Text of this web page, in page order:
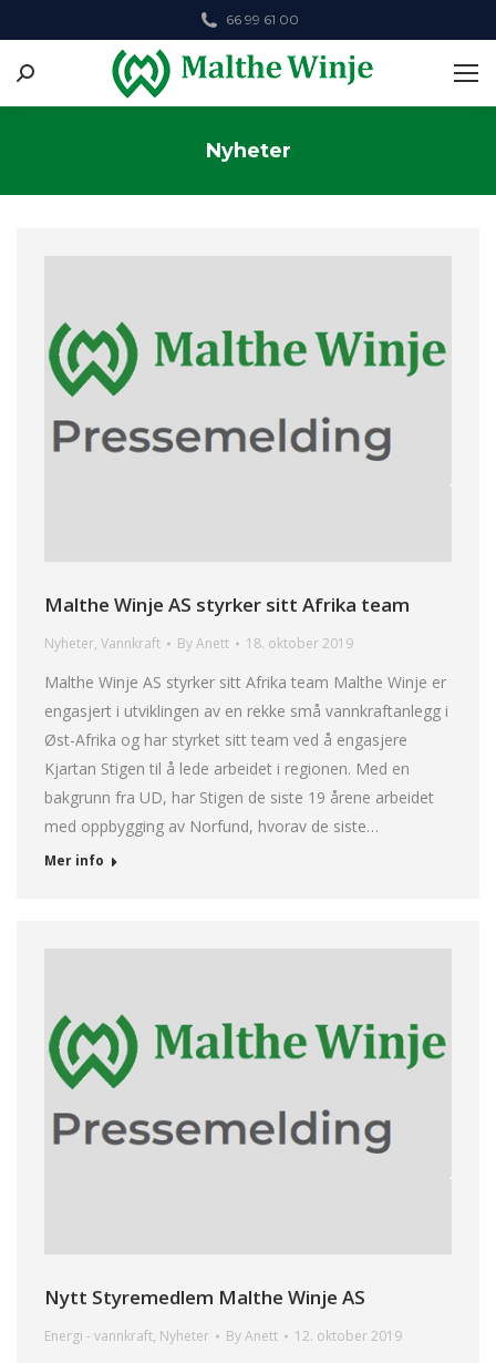
66 99 61 00
Search:
Nyheter
Malthe Winje AS styrker sitt Afrika team
Nyheter, Vannkraft ByAnett 18. oktober 2019
Malthe Winje AS styrker sitt Afrika team Malthe Winje er
engasjert i utviklingen av en rekke små vannkraftanlegg i
Øst-Afrika og har styrket sitt team ved å engasjere
Kjartan Stigen til å lede arbeidet i regionen. Med en
bakgrunn fra UD, har Stigen de siste 19 årene arbeidet
med oppbygging av Norfund, hvorav de siste…
Mer info
Nytt Styremedlem Malthe Winje AS
Energi - vannkraft, Nyheter ByAnett 12. oktober 2019